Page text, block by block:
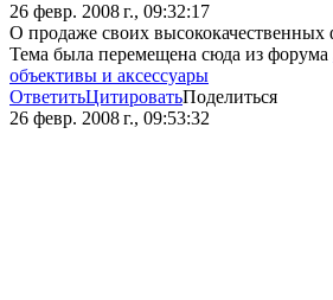
26 февр. 2008 г., 09:32:17
О продаже своих высококачественных
Тема была перемещена сюда из форума
объективы и аксессуары
ОтветитьЦитироватьПоделиться
26 февр. 2008 г., 09:53:32